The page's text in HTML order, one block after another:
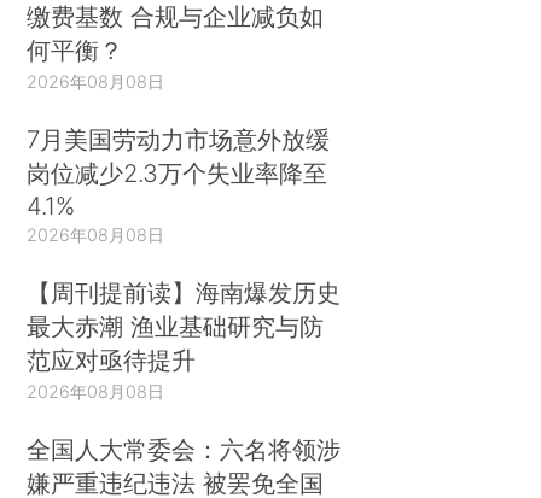
缴费基数 合规与企业减负如
何平衡？
2026年08月08日
7月美国劳动力市场意外放缓
岗位减少2.3万个失业率降至
4.1%
2026年08月08日
【周刊提前读】海南爆发历史
最大赤潮 渔业基础研究与防
范应对亟待提升
2026年08月08日
全国人大常委会：六名将领涉
嫌严重违纪违法 被罢免全国